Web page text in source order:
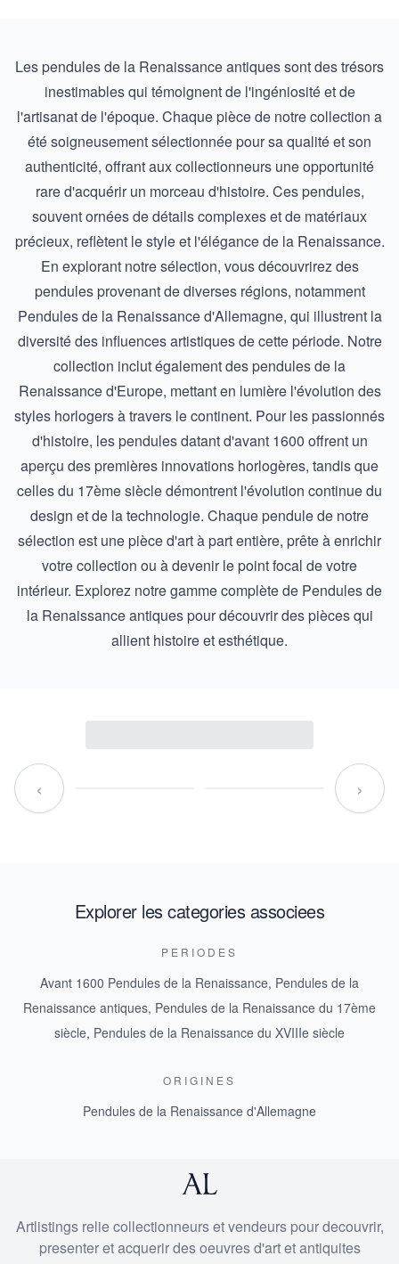
Les pendules de la Renaissance antiques sont des trésors
inestimables qui témoignent de l'ingéniosité et de
l'artisanat de l'époque. Chaque pièce de notre collection a
été soigneusement sélectionnée pour sa qualité et son
authenticité, offrant aux collectionneurs une opportunité
rare d'acquérir un morceau d'histoire. Ces pendules,
souvent ornées de détails complexes et de matériaux
précieux, reflètent le style et l'élégance de la Renaissance.
En explorant notre sélection, vous découvrirez des
pendules provenant de diverses régions, notamment
Pendules de la Renaissance d'Allemagne, qui illustrent la
diversité des influences artistiques de cette période. Notre
collection inclut également des pendules de la
Renaissance d'Europe, mettant en lumière l'évolution des
styles horlogers à travers le continent. Pour les passionnés
d'histoire, les pendules datant d'avant 1600 offrent un
aperçu des premières innovations horlogères, tandis que
celles du 17ème siècle démontrent l'évolution continue du
design et de la technologie. Chaque pendule de notre
sélection est une pièce d'art à part entière, prête à enrichir
votre collection ou à devenir le point focal de votre
intérieur. Explorez notre gamme complète de Pendules de
la Renaissance antiquespour découvrir des pièces qui
allient histoire et esthétique.
‹ ›
Explorer les categories associees
PERIODES
Avant 1600 Pendules de la Renaissance, Pendules de la
Renaissance antiques, Pendules de la Renaissance du 17ème
siècle, Pendules de la Renaissance du XVIIIe siècle
ORIGINES
Pendules de la Renaissance d'Allemagne
Artlistings relie collectionneurs et vendeurs pour decouvrir,
presenter et acquerir des oeuvres d'art et antiquites